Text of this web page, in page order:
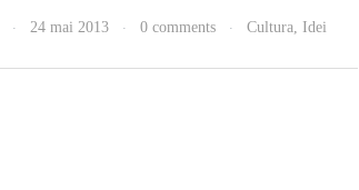
· 24 mai 2013 · 0 comments · Cultura, Idei